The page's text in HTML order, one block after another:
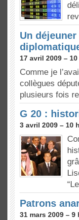
Un
17 avril 2009 –
Comme je
collègues
plusieurs fois
G 20 :
3 avril 2009 – 10
Patrons
31 mars 2009 – 9